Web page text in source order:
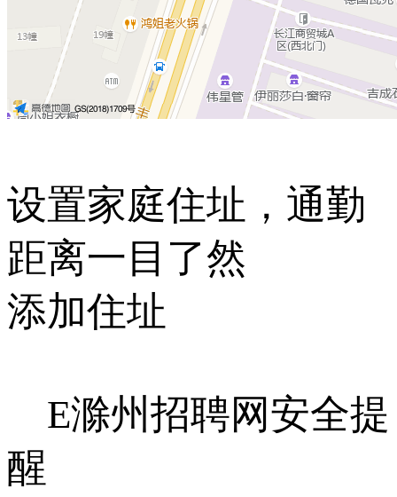
设置家庭住址，通勤
距离一目了然
添加住址
E滁州招聘网安全提
醒